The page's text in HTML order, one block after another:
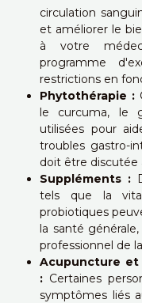
circulation
et améliorer le
à votre
programme
restrictions en
Phytothérapie :
le curcuma, le
utilisées pour
troubles gastro-
doit être discutée
Suppléments :
tels que la
probiotiques
la santé
professionnel de
Acupuncture et
: Certaines
symptômes liés